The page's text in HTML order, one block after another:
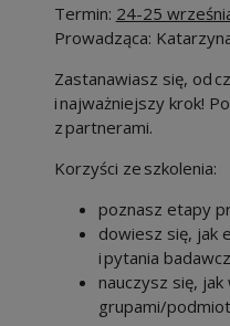
Termin: 24-25
Prowadząca:
Zastanawiasz się, od
i najważniejszy krok!
z partnerami.
Korzyści ze szkolenia:
poznasz etapy
dowiesz się, jak
i pytania
nauczysz się,
grupami/